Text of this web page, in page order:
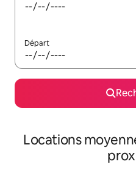
Départ
Locations